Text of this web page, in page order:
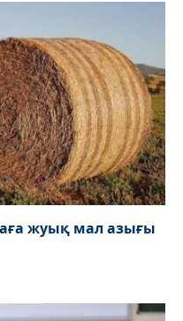
жуық мал азығы